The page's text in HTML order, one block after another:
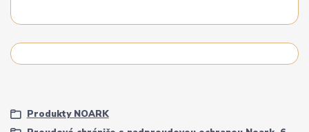
Produkty NOARK